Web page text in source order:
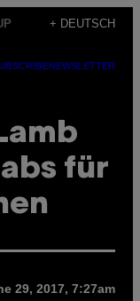
+ DEUTSCH
NEWSLETTER
für
29, 2017, 7:27am